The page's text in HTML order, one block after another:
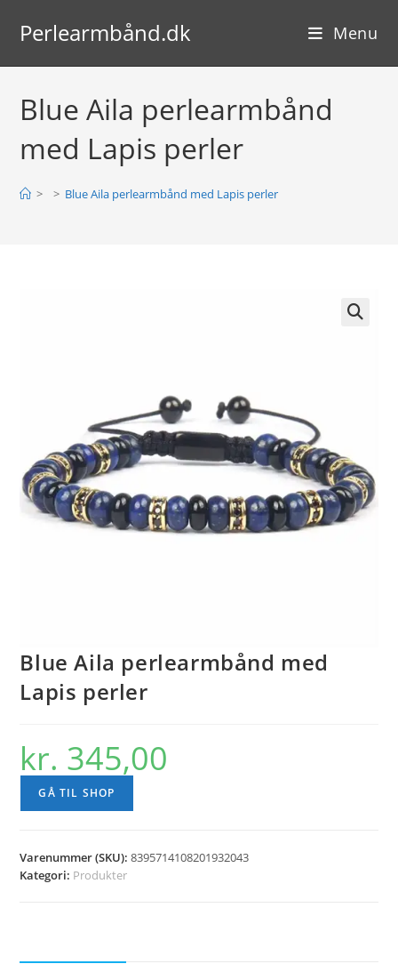
Perlearmbånd.dk Menu
Blue Aila perlearmbånd
med Lapis perler
> > Blue Aila perlearmbånd med Lapis perler
Blue Aila perlearmbånd med
Lapis perler
kr. 345,00
GÅ TIL SHOP
Varenummer (SKU):8395714108201932043
Kategori: Produkter